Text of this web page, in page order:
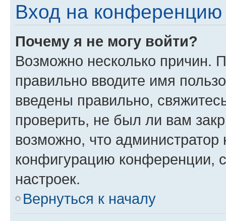
Вход на конференцию
Почему я не могу войти?
Возможно несколько причин.
правильно вводите имя
введены правильно,
проверить, не был ли вам
возможно, что администратор
конфигурацию конференции,
настроек.
Вернуться к началу